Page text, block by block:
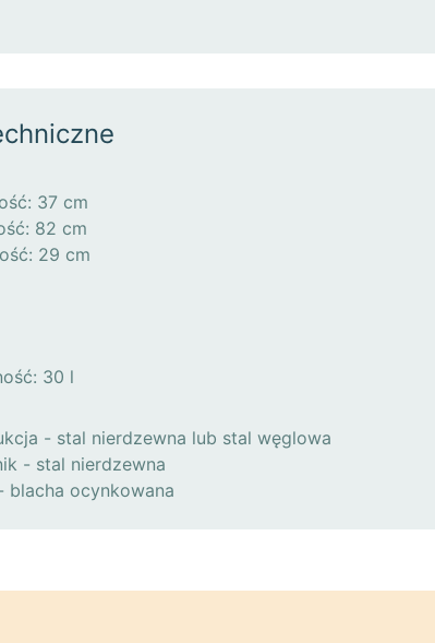
37 cm
82 cm
29 cm
30 l
- stal nierdzewna lub stal węglowa
- stal nierdzewna
blacha ocynkowana